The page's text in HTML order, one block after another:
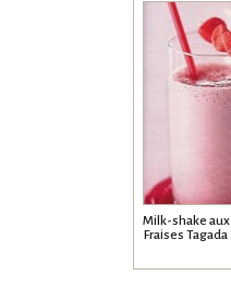
Milk-shake aux
Fraises Tagada